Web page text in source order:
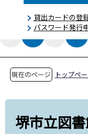
で
貸出カードの登
パスワード発行
現在のページ トップペ
堺市立図